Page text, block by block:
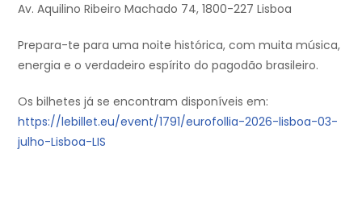
Av. Aquilino Ribeiro Machado 74, 1800-227 Lisboa
Prepara-te para uma noite histórica, com muita música,
energia e o verdadeiro espírito do pagodão brasileiro.
Os bilhetes já se encontram disponíveis em:
https://lebillet.eu/event/1791/eurofollia-2026-lisboa-03-
julho-Lisboa-LIS